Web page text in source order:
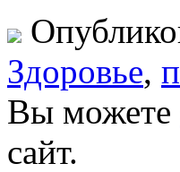
Здоровье,
Вы можете
сайт.